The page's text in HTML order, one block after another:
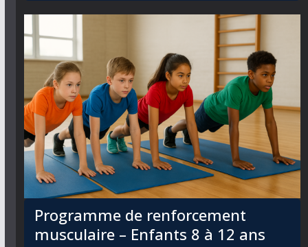
Programme de renforcement
musculaire – Enfants 8 à 12 ans